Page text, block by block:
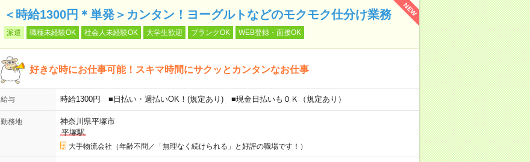
NEW
＜時給1300円＊単発＞カンタン！ヨーグルトなどのモクモク仕分け業務
派遣 職種未経験OK 社会人未経験OK 大学生歓迎 ブランクOK WEB登録・面接OK
好きな時にお仕事可能！スキマ時間にサクッとカンタンなお仕事
給与 時給1300円 ■日払い・週払いOK！(規定あり) ■現金日払いもＯＫ（規定あり）
勤務地
神奈川県平塚市
平塚駅
大手物流会社（年齢不問／「無理なく続けられる」と好評の職場です！）